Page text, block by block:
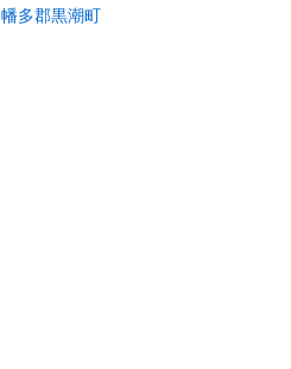
幡多郡黒潮町